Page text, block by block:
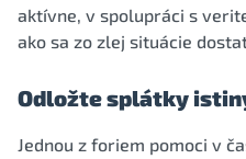
aktívne, v spolupráci s
ako sa zo zlej situácie
Odložte splátky
Jednou z foriem pomoci v